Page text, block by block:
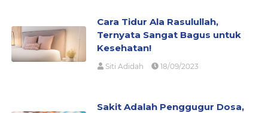
Cara Tidur Ala Rasulullah,
Ternyata Sangat Bagus untuk
Kesehatan!
Siti Adidah 18/09/2023
Sakit Adalah Penggugur Dosa,